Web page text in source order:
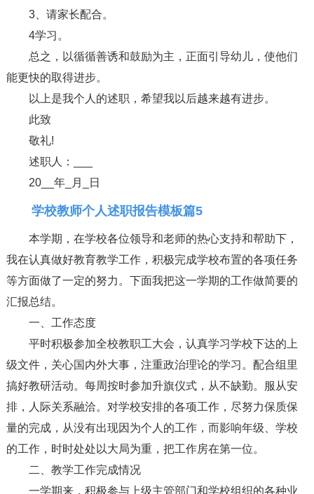
3、请家长配合。
4学习。
总之，以循循善诱和鼓励为主，正面引导幼儿，使他们
能更快的取得进步。
以上是我个人的述职，希望我以后越来越有进步。
此致
敬礼!
述职人：___
20__年_月_日
学校教师个人述职报告模板篇5
本学期，在学校各位领导和老师的热心支持和帮助下，
我在认真做好教育教学工作，积极完成学校布置的各项任务
等方面做了一定的努力。下面我把这一学期的工作做简要的
汇报总结。
一、工作态度
平时积极参加全校教职工大会，认真学习学校下达的上
级文件，关心国内外大事，注重政治理论的学习。配合组里
搞好教研活动。每周按时参加升旗仪式，从不缺勤。服从安
排，人际关系融洽。对学校安排的各项工作，尽努力保质保
量的完成，从没有出现因为个人的工作，而影响年级、学校
的工作，时时处处以大局为重，把工作房在第一位。
二、教学工作完成情况
一学期来，积极参与上级主管部门和学校组织的各种业